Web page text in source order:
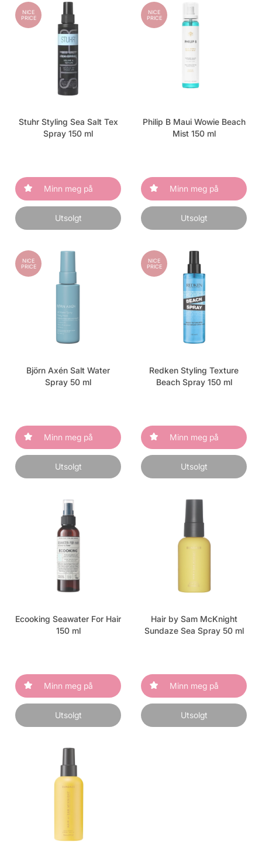
NICE
PRICE
Stuhr Styling Sea Salt Tex
Spray 150 ml
Minn meg på
Utsolgt
NICE
PRICE
Philip B Maui Wowie Beach
Mist 150 ml
Minn meg på
Utsolgt
NICE
PRICE
Björn Axén Salt Water
Spray 50 ml
Minn meg på
Utsolgt
NICE
PRICE
Redken Styling Texture
Beach Spray 150 ml
Minn meg på
Utsolgt
Ecooking Seawater For Hair
150 ml
Minn meg på
Utsolgt
Hair by Sam McKnight
Sundaze Sea Spray 50 ml
Minn meg på
Utsolgt